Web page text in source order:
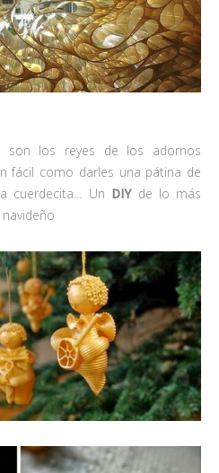
son los reyes de los adornos
fácil como darles una pátina de
cuerdecita… Un DIYde lo más